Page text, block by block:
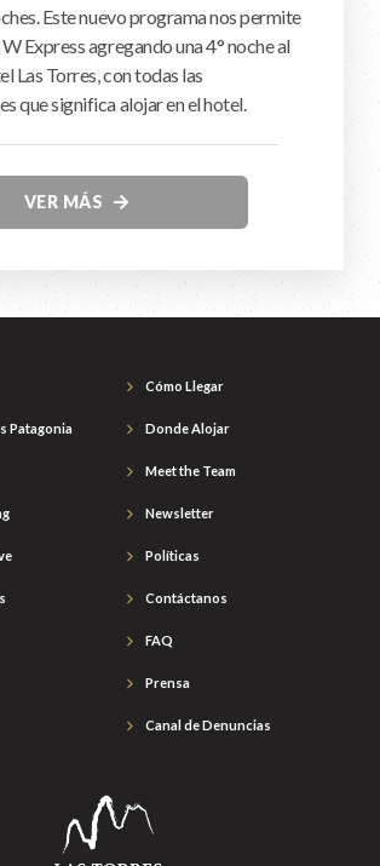
Este nuevo programa nos permite
Express agregando una 4° noche al
Las Torres, con todas las
que significa alojar en el hotel.
VER MÁS
Patagonia
Cómo Llegar
Donde Alojar
Meet the Team
Newsletter
Políticas
Contáctanos
FAQ
Prensa
Canal de Denuncias